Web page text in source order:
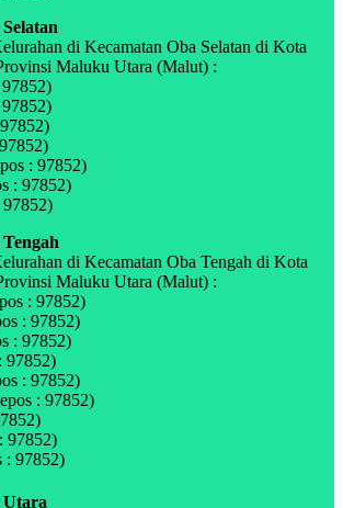
di Kecamatan Oba Selatan di Kota
Maluku Utara (Malut) :
: 97852)
: 97852)
di Kecamatan Oba Tengah di Kota
Maluku Utara (Malut) :
: 97852)
: 97852)
: 97852)
97852)
: 97852)
: 97852)
97852)
: 97852)
Utara